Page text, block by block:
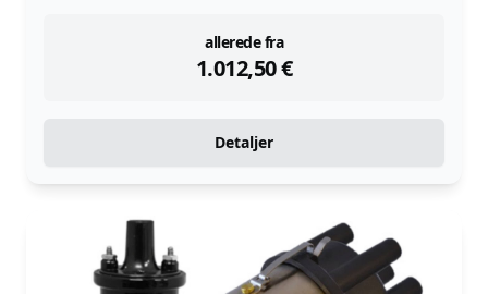
allerede fra
1.012,50€
instock
Detaljer